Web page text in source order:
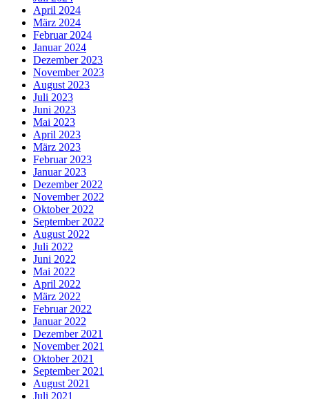
April 2024
März 2024
Februar 2024
Januar 2024
Dezember 2023
November 2023
August 2023
Juli 2023
Juni 2023
Mai 2023
April 2023
März 2023
Februar 2023
Januar 2023
Dezember 2022
November 2022
Oktober 2022
September 2022
August 2022
Juli 2022
Juni 2022
Mai 2022
April 2022
März 2022
Februar 2022
Januar 2022
Dezember 2021
November 2021
Oktober 2021
September 2021
August 2021
Juli 2021